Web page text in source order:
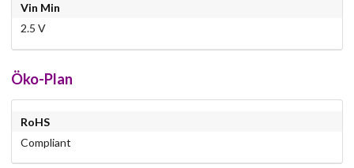
Vin Min
2.5 V
Öko-Plan
RoHS
Compliant